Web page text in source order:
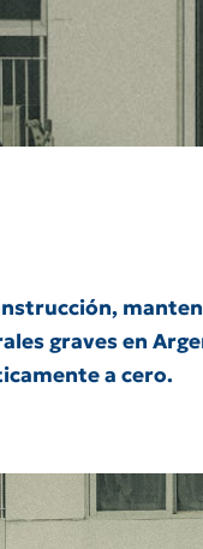
graves en
a cero.